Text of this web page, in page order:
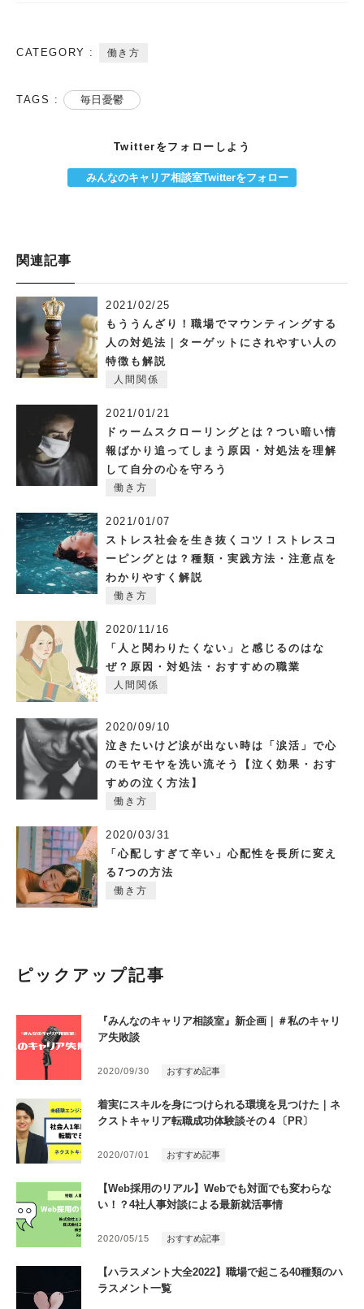
CATEGORY : 働き方
TAGS : 毎日憂鬱
Twitterをフォローしよう
みんなのキャリア相談室Twitterをフォロー
関連記事
2021/02/25
もううんざり！職場でマウンティングする
人の対処法｜ターゲットにされやすい人の
特徴も解説
人間関係
2021/01/21
ドゥームスクローリングとは？つい暗い情
報ばかり追ってしまう原因・対処法を理解
して自分の心を守ろう
働き方
2021/01/07
ストレス社会を生き抜くコツ！ストレスコ
ーピングとは？種類・実践方法・注意点を
わかりやすく解説
働き方
2020/11/16
「人と関わりたくない」と感じるのはな
ぜ？原因・対処法・おすすめの職業
人間関係
2020/09/10
泣きたいけど涙が出ない時は「涙活」で心
のモヤモヤを洗い流そう【泣く効果・おす
すめの泣く方法】
働き方
2020/03/31
「心配しすぎて辛い」心配性を長所に変え
る7つの方法
働き方
ピックアップ記事
『みんなのキャリア相談室』新企画｜＃私のキャリ
ア失敗談
2020/09/30 おすすめ記事
着実にスキルを身につけられる環境を見つけた｜ネ
クストキャリア転職成功体験談その４〔PR〕
2020/07/01 おすすめ記事
【Web採用のリアル】Webでも対面でも変わらな
い！？4社人事対談による最新就活事情
2020/05/15 おすすめ記事
【ハラスメント大全2022】職場で起こる40種類のハ
ラスメント一覧